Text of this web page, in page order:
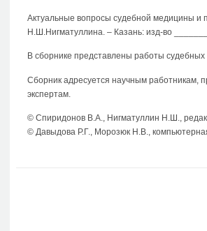
Актуальные вопросы судебной медицины и
Н.Ш.Нигматуллина. – Казань: изд-во
В сборнике представлены работы
Сборник адресуется научным работникам,
экспертам.
© Спиридонов В.А., Нигматуллин Н.Ш.,
© Давыдова Р.Г., Морозюк Н.В.,